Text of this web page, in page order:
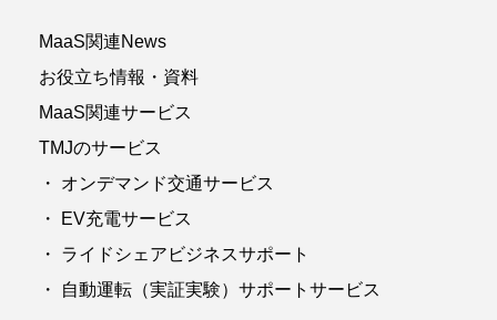
MaaS関連News
お役立ち情報・資料
MaaS関連サービス
TMJのサービス
・ オンデマンド交通サービス
・ EV充電サービス
・ ライドシェアビジネスサポート
・ 自動運転（実証実験）サポートサービス